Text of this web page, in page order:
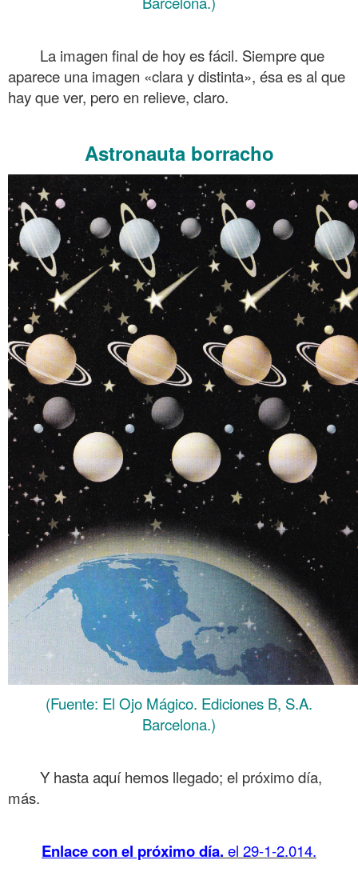
La imagen final de hoy es fácil. Siempre que
aparece una imagen «clara y distinta», ésa es al que
hay que ver, pero en relieve, claro.
Astronauta borracho
(Fuente: El Ojo Mágico. Ediciones B, S.A.
Barcelona.)
Y hasta aquí hemos llegado; el próximo día,
más.
Enlace con el próximo día. el 29-1-2.014.